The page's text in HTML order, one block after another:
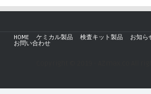
HOME ケミカル製品 検査キット製品 お知ら
お問い合わせ